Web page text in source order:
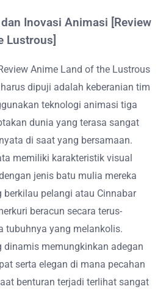
Inovasi Animasi [Review
Lustrous]
Anime Land of the Lustrous
dipuji adalah keberanian tim
teknologi animasi tiga
dunia yang terasa sangat
di saat yang bersamaan.
memiliki karakteristik visual
jenis batu mulia mereka
berkilau pelangi atau Cinnabar
beracun secara terus-
tubuhnya yang melankolis.
dinamis memungkinkan adegan
serta elegan di mana pecahan
benturan terjadi terlihat sangat